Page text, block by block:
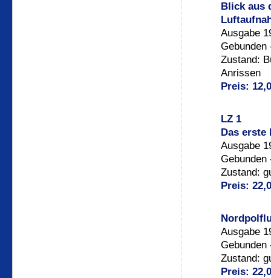
Blick aus
Ausgabe
Zustand:
Anrissen
Preis:
LZ 1
Das erste
Ausgabe
Gebunden
Zustand:
Preis:
Ausgabe
Zustand:
Preis: